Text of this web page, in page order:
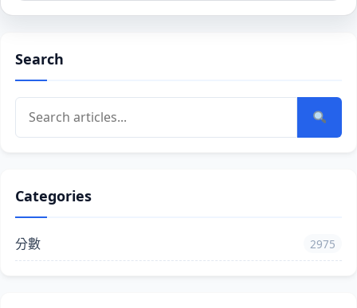
Search
Categories
分數 2975